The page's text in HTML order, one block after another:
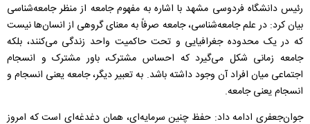
رئیس دانشگاه فردوسی مشهد با اشاره به مفهوم جامعه از منظر جامعه‌شناسی
بیان کرد: در علم جامعه‌شناسی، جامعه صرفاً به معنای گروهی از انسان‌ها نیست
که در یک محدوده جغرافیایی و تحت حاکمیت واحد زندگی می‌کنند، بلکه
جامعه زمانی شکل می‌گیرد که احساس مشترک، باور مشترک و انسجام
اجتماعی میان افراد آن وجود داشته باشد. به تعبیر دیگر، جامعه یعنی انسجام و
انسجام یعنی جامعه.
جوان‌جعفری ادامه داد: حفظ چنین سرمایه‌ای، همان دغدغه‌ای است که امروز